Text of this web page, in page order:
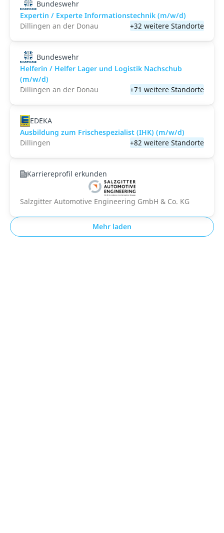
Bundeswehr
Expertin / Experte Informationstechnik (m/w/d)
Dillingen an der Donau
+32 weitere Standorte
Bundeswehr
Helferin / Helfer Lager und Logistik Nachschub
(m/w/d)
Dillingen an der Donau
+71 weitere Standorte
EDEKA
Ausbildung zum Frischespezialist (IHK) (m/w/d)
Dillingen
+82 weitere Standorte
Karriereprofil erkunden
Salzgitter Automotive Engineering GmbH & Co. KG
Mehr laden